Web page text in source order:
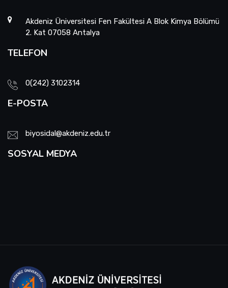
Akdeniz Üniversitesi Fen Fakültesi A Blok Kimya Bölümü
2. Kat 07058 Antalya
TELEFON
0(242) 3102314
E-POSTA
biyosidal@akdeniz.edu.tr
SOSYAL MEDYA